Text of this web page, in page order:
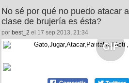
No sé por qué no puedo atacar
clase de brujería es ésta?
por best_2 el 17 sep 2013, 21:34